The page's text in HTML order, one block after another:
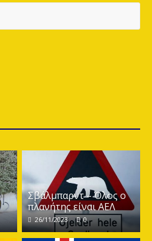
Σβάλμπαρντ – Όλος ο
πλανήτης είναι ΑΕΛ
26/11/2023 0